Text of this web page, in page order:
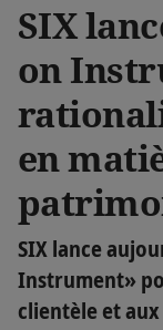
SIX
on
en
SIX lance
Instrument»
clientèle et